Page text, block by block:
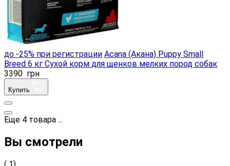
до -25% при регистрации Acana (Акана) Puppy Small
Breed 6 кг Сухой корм для щенков мелких пород собак
3390 грн
Купить
Еще 4 товара ...
Вы смотрели
( 1)